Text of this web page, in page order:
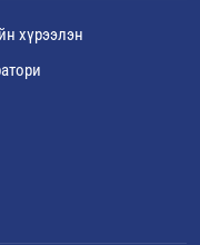
хүрээлэн